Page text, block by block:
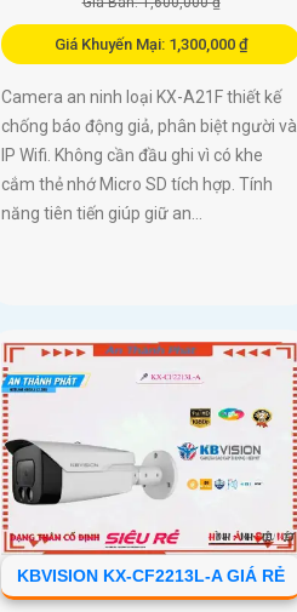
Giá Khuyến Mại: 1,300,000 ₫
Camera an ninh loại KX-A21F thiết kế
chống báo động giả, phân biệt người và
IP Wifi. Không cần đầu ghi vì có khe
cắm thẻ nhớ Micro SD tích hợp. Tính
năng tiên tiến giúp giữ an...
KBVISION KX-CF2213L-A GIÁ RẺ